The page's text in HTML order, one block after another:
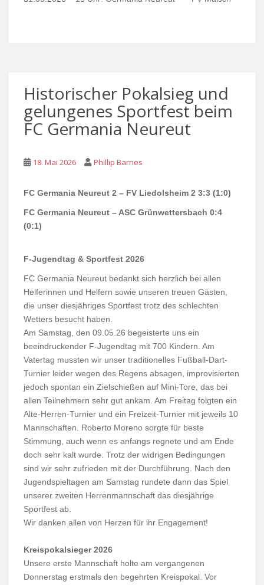
Historischer Pokalsieg und
gelungenes Sportfest beim
FC Germania Neureut
18. Mai 2026 Phillip Barnes
FC Germania Neureut 2 – FV Liedolsheim 2 3:3 (1:0)
FC Germania Neureut – ASC Grünwettersbach 0:4
(0:1)
F-Jugendtag & Sportfest 2026
FC Germania Neureut bedankt sich herzlich bei allen
Helferinnen und Helfern sowie unseren treuen Gästen,
die unser diesjähriges Sportfest trotz des schlechten
Wetters besucht haben.
Am Samstag, den 09.05.26 begeisterte uns ein
beeindruckender F-Jugendtag mit 700 Kindern. Am
Vatertag mussten wir unser traditionelles Fußball-Dart-
Turnier leider wegen des Regens absagen, improvisierten
jedoch spontan ein Zielschießen auf Mini-Tore, das bei
allen Teilnehmern sehr gut ankam. Am Freitag folgten ein
Alte-Herren-Turnier und ein Freizeit-Turnier mit jeweils 10
Mannschaften. Roberto Moreno sorgte für beste
Stimmung, auch wenn es anfangs regnete und am Ende
doch sehr kalt wurde. Trotz der widrigen Bedingungen
sind wir sehr zufrieden mit der Durchführung. Nach den
Jugendspieltagen am Samstag rundete dann das Spiel
unserer zweiten Herrenmannschaft das diesjährige
Sportfest ab.
Wir danken allen von Herzen für ihr Engagement!
Kreispokalsieger 2026
Unsere erste Mannschaft holte am vergangenen
Donnerstag erstmals den begehrten Kreispokal. Vor